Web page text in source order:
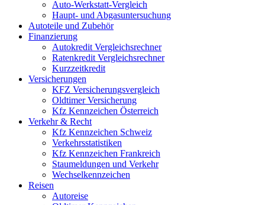
Auto-Werkstatt-Vergleich
Haupt- und Abgasuntersuchung
Autoteile und Zubehör
Finanzierung
Autokredit Vergleichsrechner
Ratenkredit Vergleichsrechner
Kurzzeitkredit
Versicherungen
KFZ Versicherungsvergleich
Oldtimer Versicherung
Kfz Kennzeichen Österreich
Verkehr & Recht
Kfz Kennzeichen Schweiz
Verkehrsstatistiken
Kfz Kennzeichen Frankreich
Staumeldungen und Verkehr
Wechselkennzeichen
Reisen
Autoreise